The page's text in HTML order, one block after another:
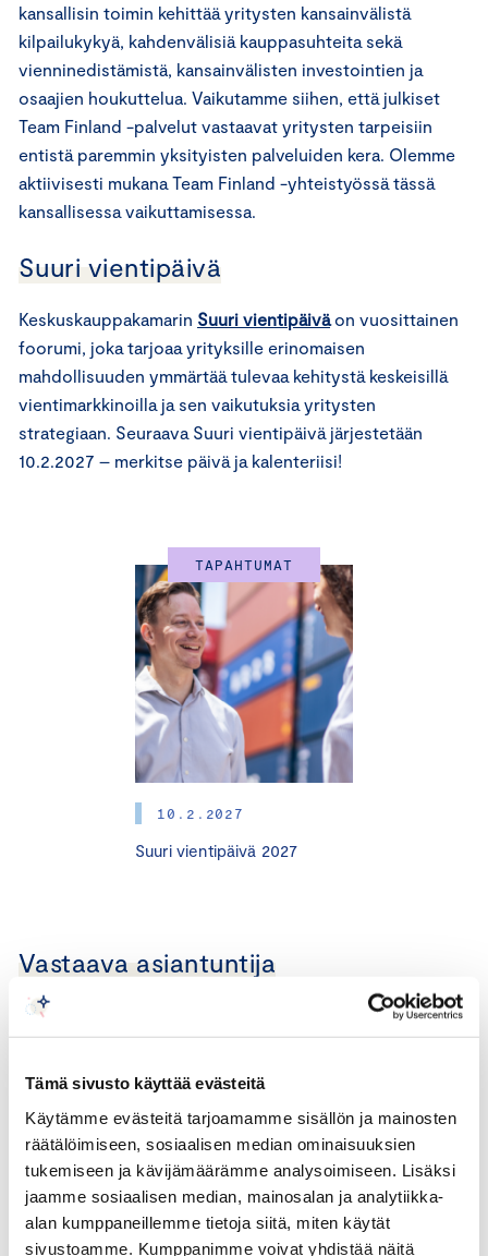
Tämä sivusto käyttää evästeitä
Käytämme evästeitä tarjoamamme sisällön ja mainosten
räätälöimiseen, sosiaalisen median ominaisuuksien
tukemiseen ja kävijämäärämme analysoimiseen. Lisäksi
jaamme sosiaalisen median, mainosalan ja analytiikka-
alan kumppaneillemme tietoja siitä, miten käytät
sivustoamme. Kumppanimme voivat yhdistää näitä
kansallisin toimin kehittää yritysten kansainvälistä
kilpailukykyä, kahdenvälisiä kauppasuhteita sekä
vienninedistämistä, kansainvälisten investointien ja
osaajien houkuttelua. Vaikutamme siihen, että julkiset
Team Finland -palvelut vastaavat yritysten tarpeisiin
entistä paremmin yksityisten palveluiden kera. Olemme
aktiivisesti mukana Team Finland -yhteistyössä tässä
kansallisessa vaikuttamisessa.
Suuri vientipäivä
Keskuskauppakamarin Suuri vientipäiväon vuosittainen
foorumi, joka tarjoaa yrityksille erinomaisen
mahdollisuuden ymmärtää tulevaa kehitystä keskeisillä
vientimarkkinoilla ja sen vaikutuksia yritysten
strategiaan. Seuraava Suuri vientipäivä järjestetään
10.2.2027 – merkitse päivä ja kalenteriisi!
TAPAHTUMAT
10.2.2027
Suuri vientipäivä 2027
Vastaava asiantuntija